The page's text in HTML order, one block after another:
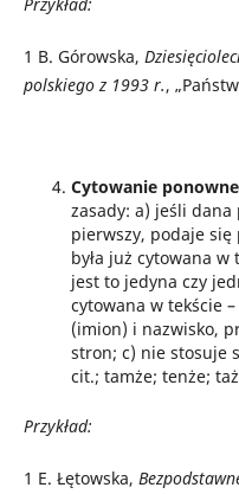
1 B. Górowska,
polskiego z 1993 r.,
Cytowanie ponowne
zasady: a) jeśli
pierwszy, podaje się
była już cytowana
jest to jedyna czy
cytowana w tekście
(imion) i nazwisko,
stron; c) nie stosuje
cit.; tamże; tenże;
Przykład:
1 E. Łętowska,